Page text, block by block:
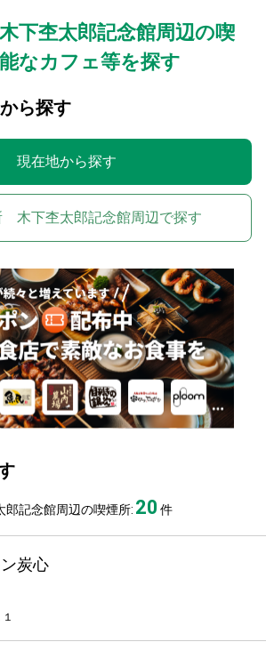
下杢太郎記念館周辺の喫
なカフェ等を探す
ら探す
現在地から探す
木下杢太郎記念館周辺で探す
記念館周辺の喫煙所: 20件
炭心